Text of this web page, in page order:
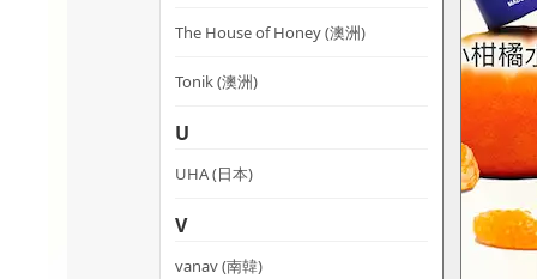
The House of Honey (澳洲)
Tonik (澳洲)
U
UHA (日本)
V
vanav (南韓)